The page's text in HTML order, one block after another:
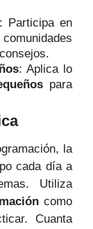
: Participa en
: Aplica lo
para
la
cada día a
Utiliza
como
Cuanta